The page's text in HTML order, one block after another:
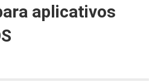
aplicativos